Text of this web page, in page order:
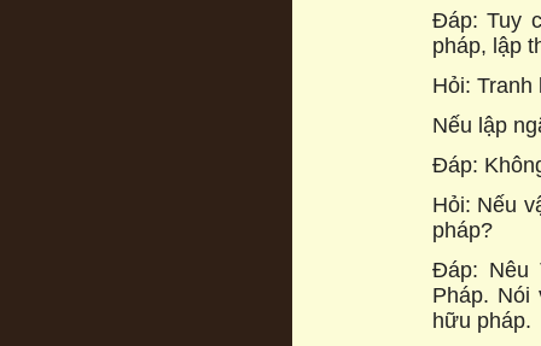
Đáp: Tuy
pháp, lập
Hỏi:
Nếu lập
Đáp:
Hỏi: Nếu
pháp?
Đáp: Nêu
Pháp.
hữu pháp.